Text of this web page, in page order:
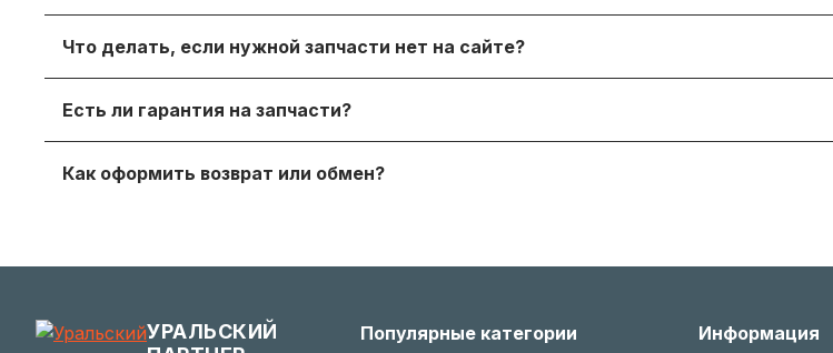
онлайн‑оплату.
Что делать, если нужной запчасти нет на сайте?
достойный вариант.
Есть ли гарантия на запчасти?
получите с заказом или по запросу у менеджера.
Как оформить возврат или обмен?
УРАЛЬСКИЙ
Популярные категории Информация